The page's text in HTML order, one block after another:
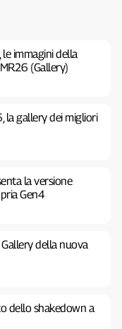
immagini della
(Gallery)
la gallery dei migliori
la versione
Gen4
della nuova
dello shakedown a